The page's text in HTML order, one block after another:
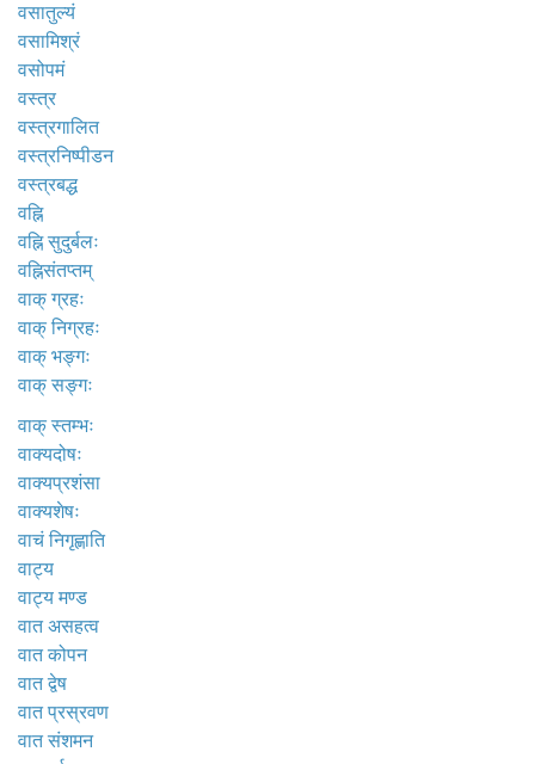
वसातुल्यं
वसामिश्रं
वसोपमं
वस्त्र
वस्त्रगालित
वस्त्रनिष्पीडन
वस्त्रबद्ध
वह्नि
वह्नि सुदुर्बलः
वह्निसंतप्तम्
वाक् ग्रहः
वाक् निग्रहः
वाक् भङ्गः
वाक् सङ्गः
वाक् स्तम्भः
वाक्यदोषः
वाक्यप्रशंसा
वाक्यशेषः
वाचं निगृह्णाति
वाट्य
वाट्य मण्ड
वात असहत्व
वात कोपन
वात द्वेष
वात प्रस्रवण
वात संशमन